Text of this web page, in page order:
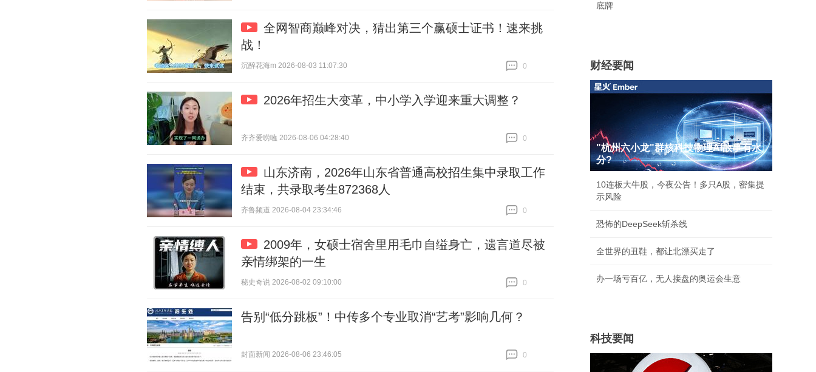
全网智商巅峰对决，猜出第三个赢硕士证书！速来挑
战！
沉醉花海m 2026-08-03 11:07:30
0
2026年招生大变革，中小学入学迎来重大调整？
齐齐爱唠嗑 2026-08-06 04:28:40
0
山东济南，2026年山东省普通高校招生集中录取工作
结束，共录取考生872368人
齐鲁频道 2026-08-04 23:34:46
0
2009年，女硕士宿舍里用毛巾自缢身亡，遗言道尽被
亲情绑架的一生
秘史奇说 2026-08-02 09:10:00
0
告别“低分跳板”！中传多个专业取消“艺考”影响几何？
封面新闻 2026-08-06 23:46:05
0
底牌
财经要闻
"杭州六小龙"群核科技物理AI故事有水
分?
10连板大牛股，今夜公告！多只A股，密集提
示风险
恐怖的DeepSeek斩杀线
全世界的丑鞋，都让北漂买走了
办一场亏百亿，无人接盘的奥运会生意
科技要闻